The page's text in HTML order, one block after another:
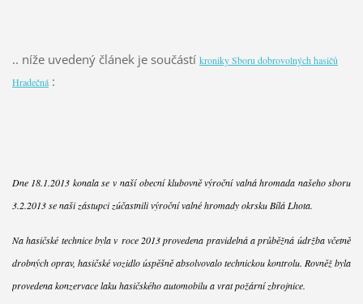
.. níže uvedený článek je součástí kroniky Sboru dobrovolných hasičů
Hradečná:
Dne 18.1.2013 konala se v naší obecní klubovně výroční valná hromada našeho sboru
3.2.2013 se naši zástupci zúčastnili výroční valné hromady okrsku Bílá Lhota.
Na hasičské technice byla v roce 2013 provedena pravidelná a průběžná údržba včetně
drobných oprav, hasičské vozidlo úspěšně absolvovalo technickou kontrolu. Rovněž byla
provedena konzervace laku hasičského automobilu a vrat požární zbrojnice.